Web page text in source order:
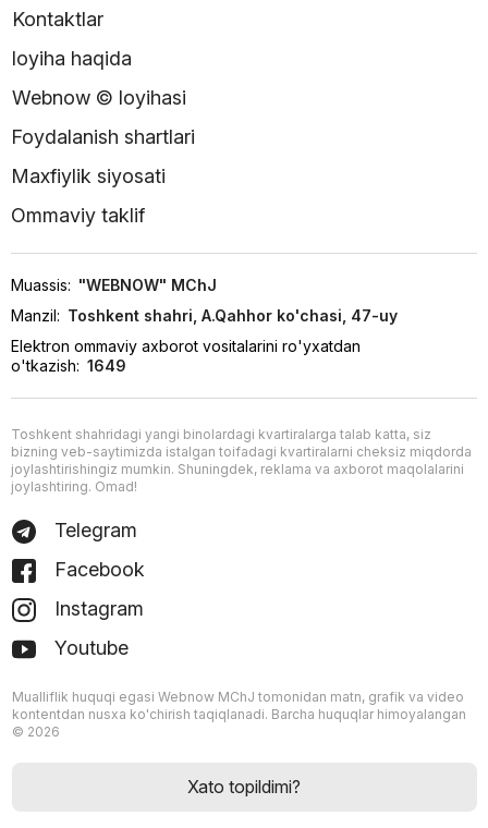
Kontaktlar
loyiha haqida
Webnow © loyihasi
Foydalanish shartlari
Maxfiylik siyosati
Ommaviy taklif
Muassis: "WEBNOW" MChJ
Manzil: Toshkent shahri, A.Qahhor ko'chasi, 47-uy
Elektron ommaviy axborot vositalarini ro'yxatdan
o'tkazish: 1649
Toshkent shahridagi yangi binolardagi kvartiralarga talab katta, siz
bizning veb-saytimizda istalgan toifadagi kvartiralarni cheksiz miqdorda
joylashtirishingiz mumkin. Shuningdek, reklama va axborot maqolalarini
joylashtiring. Omad!
Telegram
Facebook
Instagram
Youtube
Mualliflik huquqi egasi Webnow MChJ tomonidan matn, grafik va video
kontentdan nusxa ko'chirish taqiqlanadi. Barcha huquqlar himoyalangan
© 2026
Xato topildimi?